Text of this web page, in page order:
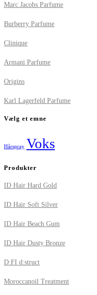
Marc Jacobs Parfume
Burberry Parfume
Clinique
Armani Parfume
Origins
Karl Lagerfeld Parfume
Vælg et emne
Hårspray Voks
Produkter
ID Hair Hard Gold
ID Hair Soft Silver
ID Hair Beach Gum
ID Hair Dusty Bronze
D:FI d:struct
Moroccanoil Treatment